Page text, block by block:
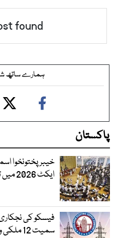
found
ہمارے ساتھ
پاکستان
خیبرپختونخوا
ایکٹ 2026 میں ترامیم متفقہ طور پر منظور
فیسکو کی
سمیت 12 ملکی و غیر ملکی گروپ میدان میں